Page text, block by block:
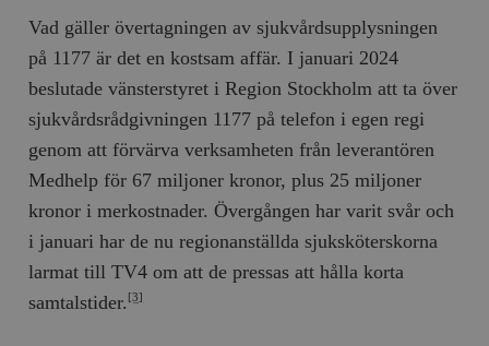
Vad gäller övertagningen av sjukvårdsupplysningen
på 1177 är det en kostsam affär. I januari 2024
beslutade vänsterstyret i Region Stockholm att ta över
sjukvårdsrådgivningen 1177 på telefon i egen regi
genom att förvärva verksamheten från leverantören
Medhelp för 67 miljoner kronor, plus 25 miljoner
kronor i merkostnader. Övergången har varit svår och
i januari har de nu regionanställda sjuksköterskorna
larmat till TV4 om att de pressas att hålla korta
samtalstider. [3]